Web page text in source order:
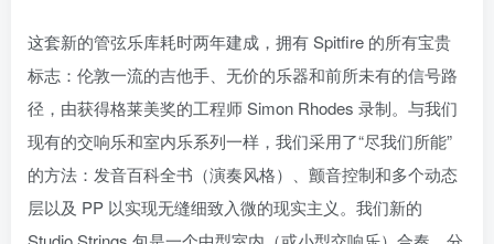
这套新的管弦乐库耗时两年建成，拥有 Spitfire 的所有宝贵
标志：伦敦一流的吉他手、无价的乐器和前所未有的信号路
径，由获得格莱美奖的工程师 Simon Rhodes 录制。与我们
现有的交响乐和室内乐系列一样，我们采用了“尽我们所能”
的方法：发音百科全书（演奏风格）、颤音控制和多个动态
层以及 PP 以实现无缝细致入微的现实主义。我们新的